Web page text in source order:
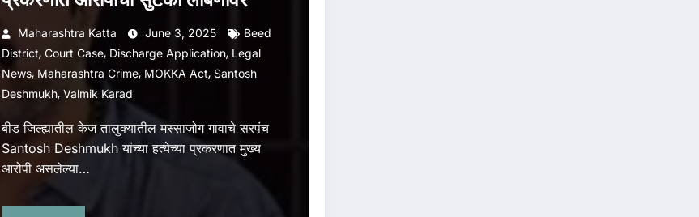
Maharashtra Katta June 3, 2025
Beed
District, Court Case, Discharge Application, Legal
News, Maharashtra Crime, MOKKA Act, Santosh
Deshmukh, Valmik Karad
बीड जिल्ह्यातील केज तालुक्यातील मस्साजोग गावाचे सरपंच
Santosh Deshmukh यांच्या हत्येच्या प्रकरणात मुख्य
आरोपी असलेल्या…